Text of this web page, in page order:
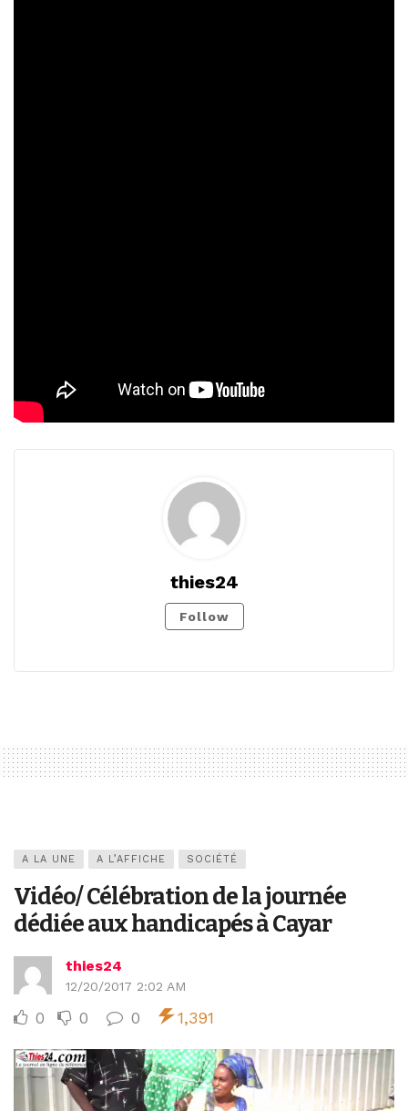
thies24
Follow
A LA UNE A L’AFFICHE SOCIÉTÉ
Vidéo/ Célébration de la journée
dédiée aux handicapés à Cayar
thies24
12/20/2017 2:02 AM
0 0 0 1,391